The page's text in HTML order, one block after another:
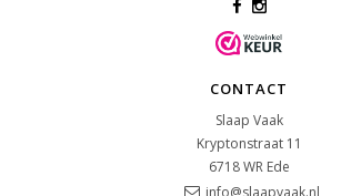
CONTACT
Slaap Vaak
Kryptonstraat 11
6718 WR Ede